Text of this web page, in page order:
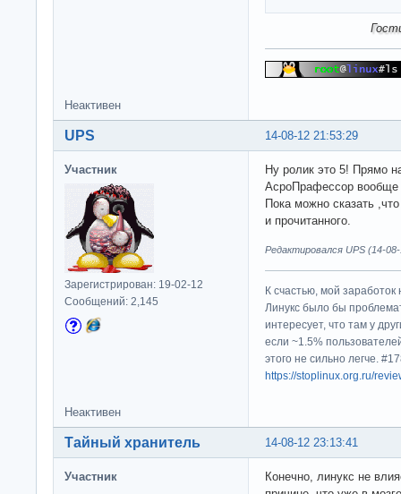
Неактивен
14-08-12 21:53:29
UPS
Участник
Зарегистрирован: 19-02-12
Сообщений: 2,145
Ну ролик это 5! Прямо
АсроПрафессор вообще
Пока можно сказать
и прочитанного.
Редактировался UPS (14-
К счастью, мой
Линукс было бы
интересует, что там у
если ~1.5%
этого не сильно легче.
https://stoplinux.org.ru/
Неактивен
14-08-12 23:13:41
Тайный хранитель
Участник
Конечно, линукс не